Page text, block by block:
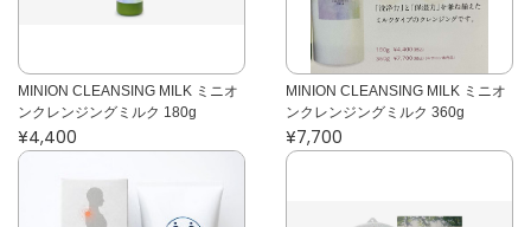
MINION CLEANSING MILK ミニオ
ンクレンジングミルク 180g
¥4,400
MINION CLEANSING MILK ミニオ
ンクレンジングミルク 360g
¥7,700